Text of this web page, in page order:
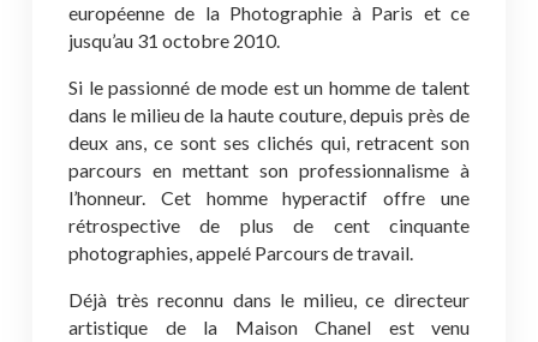
européenne de la Photographie à Paris et ce
jusqu’au 31 octobre 2010.
Si le passionné de mode est un homme de talent
dans le milieu de la haute couture, depuis près de
deux ans, ce sont ses clichés qui, retracent son
parcours en mettant son professionnalisme à
l’honneur. Cet homme hyperactif offre une
rétrospective de plus de cent cinquante
photographies, appelé Parcours de travail.
Déjà très reconnu dans le milieu, ce directeur
artistique de la Maison Chanel est venu